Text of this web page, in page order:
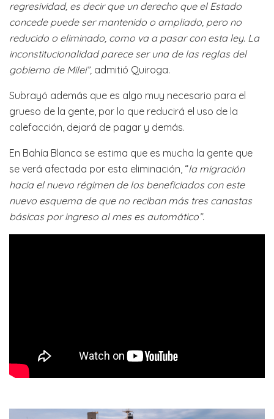
regresividad, es decir que un derecho que el Estado
concede puede ser mantenido o ampliado, pero no
reducido o eliminado, como va a pasar con esta ley. La
inconstitucionalidad parece ser una de las reglas del
gobierno de Milei”, admitió Quiroga.
Subrayó además que es algo muy necesario para el
grueso de la gente, por lo que reducirá el uso de la
calefacción, dejará de pagar y demás.
En Bahía Blanca se estima que es mucha la gente que
se verá afectada por esta eliminación, “la migración
hacia el nuevo régimen de los beneficiados con este
nuevo esquema de que no reciban más tres canastas
básicas por ingreso al mes es automático”.